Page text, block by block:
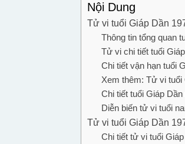
Nội Dung
Tử vi tuổi Giáp Dần
Thông tin tổng quan
Tử vi chi tiết tuổi
Chi tiết vận hạn tuổi
Xem thêm: Tử vi tuổi
Chi tiết tuổi Giáp
Diễn biến tử vi tuổi
Tử vi tuổi Giáp Dần
Chi tiết tử vi tuổi